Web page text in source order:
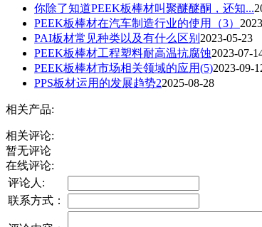
你除了知道PEEK板棒材叫聚醚醚酮，还知...
PEEK板棒材在汽车制造行业的使用（3）
PAI板材常见种类以及有什么区别 2023-05-23
PEEK板棒材工程塑料耐高温抗腐蚀2023-07-
PEEK板棒材市场相关领域的应用(5)2023-09-
PPS板材运用的发展趋势22025-08-28
相关产品:
相关评论:
暂无评论
在线评论:
评论人:
联系方式：